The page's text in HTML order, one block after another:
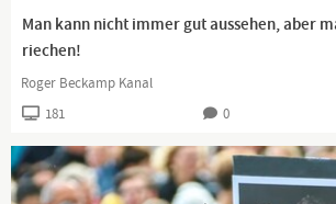
Man kann nicht immer gut aussehen, aber
riechen!
Roger Beckamp Kanal
181 0